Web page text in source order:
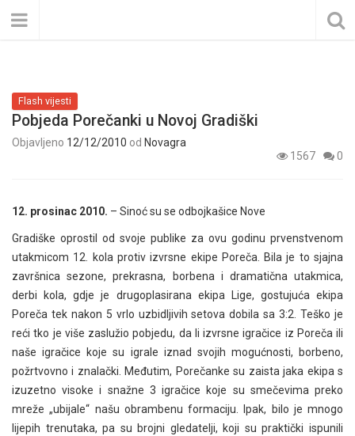
Flash vijesti
Pobjeda Porečanki u Novoj Gradiški
Objavljeno 12/12/2010 od Novagra
1567
0
12. prosinac 2010. – Sinoć su se odbojkašice Nove
Gradiške oprostil od svoje publike za ovu godinu prvenstvenom
utakmicom 12. kola protiv izvrsne ekipe Poreča. Bila je to sjajna
završnica sezone, prekrasna, borbena i dramatična utakmica,
derbi kola, gdje je drugoplasirana ekipa Lige, gostujuća ekipa
Poreča tek nakon 5 vrlo uzbidljivih setova dobila sa 3:2. Teško je
reći tko je više zaslužio pobjedu, da li izvrsne igračice iz Poreča ili
naše igračice koje su igrale iznad svojih mogućnosti, borbeno,
požrtvovno i znalački. Međutim, Porečanke su zaista jaka ekipa s
izuzetno visoke i snažne 3 igračice koje su smečevima preko
mreže „ubijale“ našu obrambenu formaciju. Ipak, bilo je mnogo
lijepih trenutaka, pa su brojni gledatelji, koji su praktički ispunili